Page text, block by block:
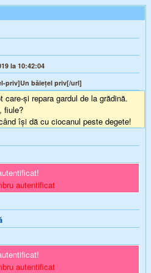
la 10:42:04
priv]Un băieţel priv[/url]
care-şi repara gardul de la grădină.
fiule?
îşi dă cu ciocanul peste degete!
autentificat
autentificat